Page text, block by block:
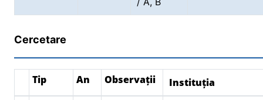
Cercetare
Tip An Observații Instituția